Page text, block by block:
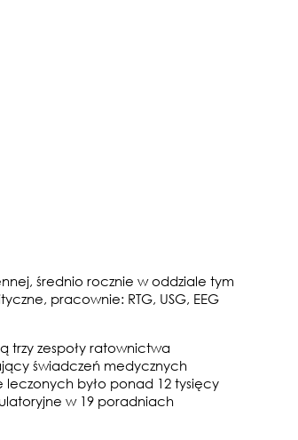
średnio rocznie w oddziale tym
pracownie: RTG, USG, EEG
trzy zespoły ratownictwa
świadczeń medycznych
leczonych było ponad 12 tysięcy
w 19 poradniach